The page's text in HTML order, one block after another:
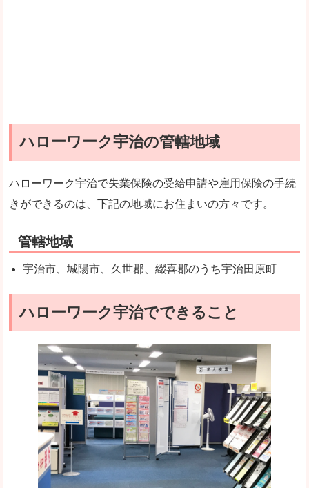
ハローワーク宇治の管轄地域
ハローワーク宇治で失業保険の受給申請や雇用保険の手続
きができるのは、下記の地域にお住まいの方々です。
管轄地域
宇治市、城陽市、久世郡、綴喜郡のうち宇治田原町
ハローワーク宇治でできること